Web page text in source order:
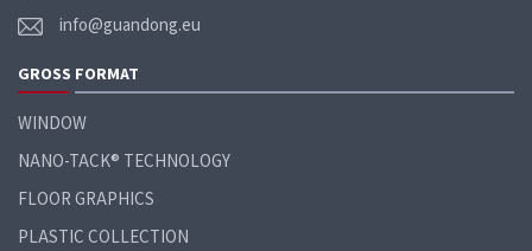
info@guandong.eu
GROSS FORMAT
WINDOW
NANO-TACK® TECHNOLOGY
FLOOR GRAPHICS
PLASTIC COLLECTION